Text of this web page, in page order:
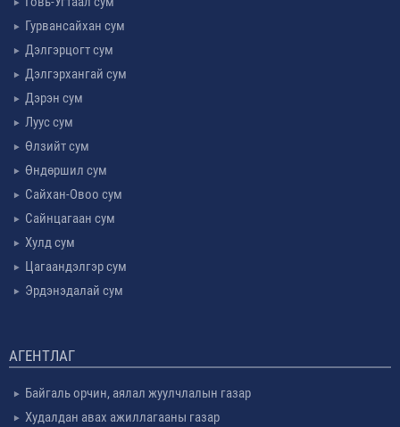
Гурвансайхан сум
Дэлгэрцогт сум
Дэлгэрхангай сум
Дэрэн сум
Луус сум
Өлзийт сум
Өндөршил сум
Сайхан-Овоо сум
Сайнцагаан сум
Хулд сум
Цагаандэлгэр сум
Эрдэнэдалай сум
АГЕНТЛАГ
Байгаль орчин, аялал жуулчлалын газар
Худалдан авах ажиллагааны газар